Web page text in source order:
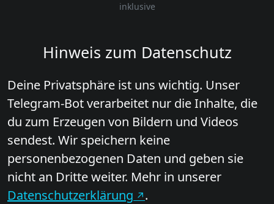
inklusive
Hinweis zum Datenschutz
Deine Privatsphäre ist uns wichtig. Unser
Telegram-Bot verarbeitet nur die Inhalte, die
du zum Erzeugen von Bildern und Videos
sendest. Wir speichern keine
personenbezogenen Daten und geben sie
nicht an Dritte weiter. Mehr in unserer
Datenschutzerklärung
.